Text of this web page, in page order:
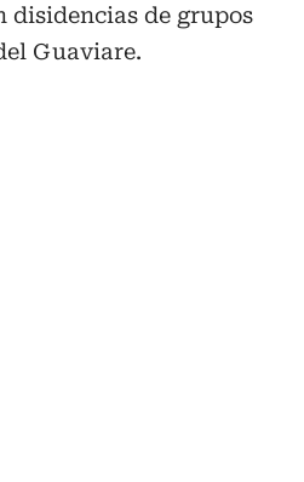
disidencias de grupos
Guaviare.